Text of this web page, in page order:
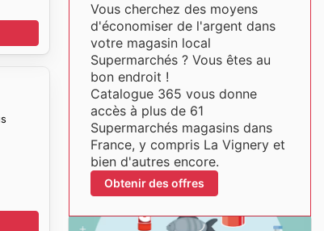
Vous cherchez des moyens
d'économiser de l'argent dans
votre magasin local
Supermarchés ? Vous êtes au
bon endroit !
Catalogue 365 vous donne
accès à plus de 61
Supermarchés magasins dans
France, y compris La Vignery et
bien d'autres encore.
Obtenir des offres